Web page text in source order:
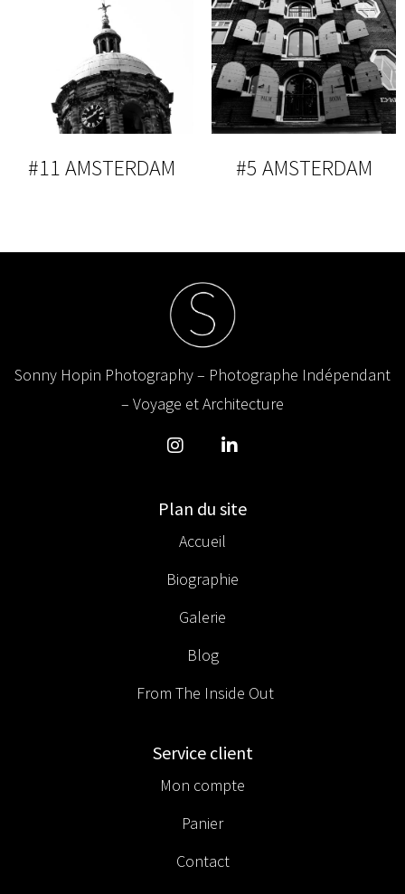
#11 AMSTERDAM #5 AMSTERDAM
Sonny Hopin Photography – Photographe Indépendant
– Voyage et Architecture
Plan du site
Accueil
Biographie
Galerie
Blog
From The Inside Out
Service client
Mon compte
Panier
Contact